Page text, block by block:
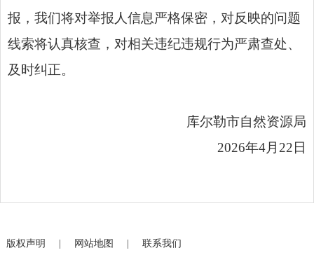
报，我们将对举报人信息严格保密，对反映的问题
线索将认真核查，对相关违纪违规行为严肃查处、
及时纠正。
库尔勒市自然资源局
2026年4月22日
版权声明 | 网站地图 | 联系我们